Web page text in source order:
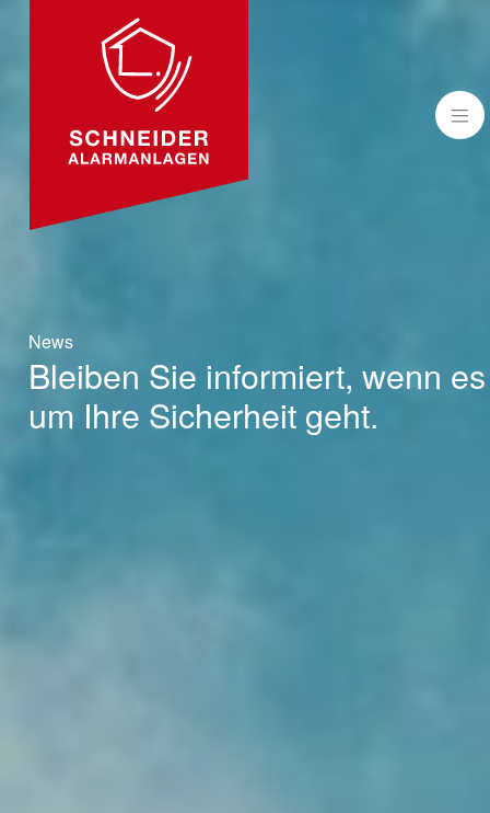
News
Bleiben Sie informiert, wenn es
um Ihre Sicherheit geht.